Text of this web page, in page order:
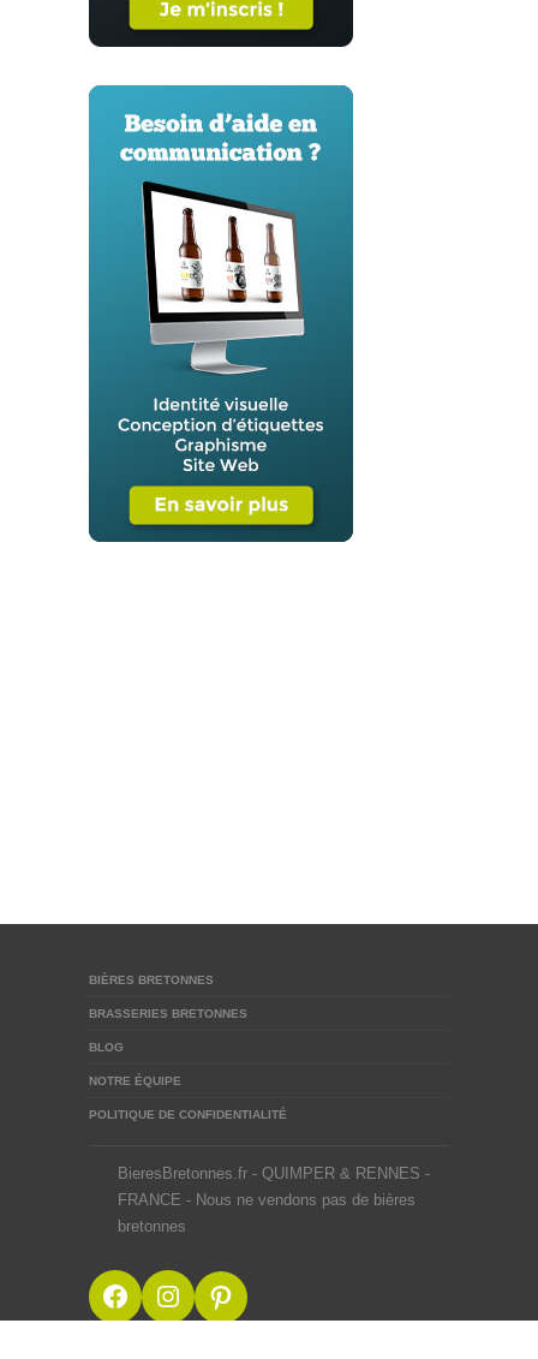
BIÈRES BRETONNES
BRASSERIES BRETONNES
BLOG
NOTRE ÉQUIPE
POLITIQUE DE CONFIDENTIALITÉ
BieresBretonnes.fr - QUIMPER & RENNES -
FRANCE - Nous ne vendons pas de bières
bretonnes
Facebook
Instagram
Pinterest